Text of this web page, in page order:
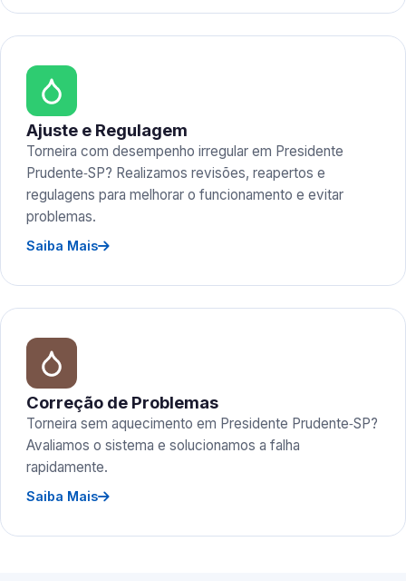
Ajuste e Regulagem
Torneira com desempenho irregular em Presidente
Prudente‑SP? Realizamos revisões, reapertos e
regulagens para melhorar o funcionamento e evitar
problemas.
Saiba Mais
Correção de Problemas
Torneira sem aquecimento em Presidente Prudente‑SP?
Avaliamos o sistema e solucionamos a falha
rapidamente.
Saiba Mais